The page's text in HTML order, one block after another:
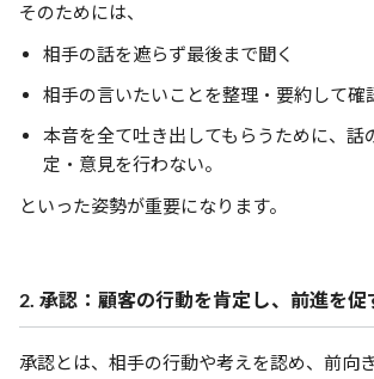
そのためには、
相手の話を遮らず最後まで聞く
相手の言いたいことを整理・要約して確
本音を全て吐き出してもらうために、話
定・意見を行わない。
といった姿勢が重要になります。
2. 承認：顧客の行動を肯定し、前進を促
承認とは、相手の行動や考えを認め、前向